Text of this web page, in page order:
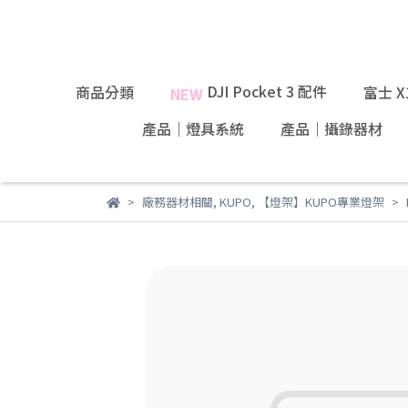
商品分類 NEW DJI Pocket 3 配件
富士
產品｜燈具系統
產品｜攝錄器材
廠務器材相關, KUPO, 【燈架】KUPO專業燈架